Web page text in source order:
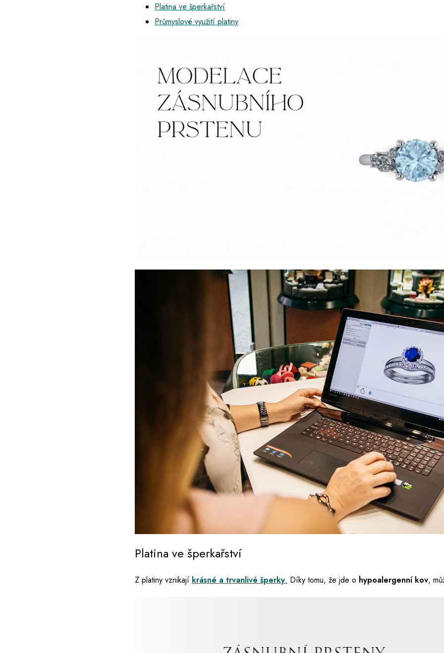
Platina ve šperkařství
Průmyslové využití platiny
Platina ve šperkařství
Z platiny vznikají krásné a trvanlivé šperky. Díky tomu, že jde o hypoalergenní kov,